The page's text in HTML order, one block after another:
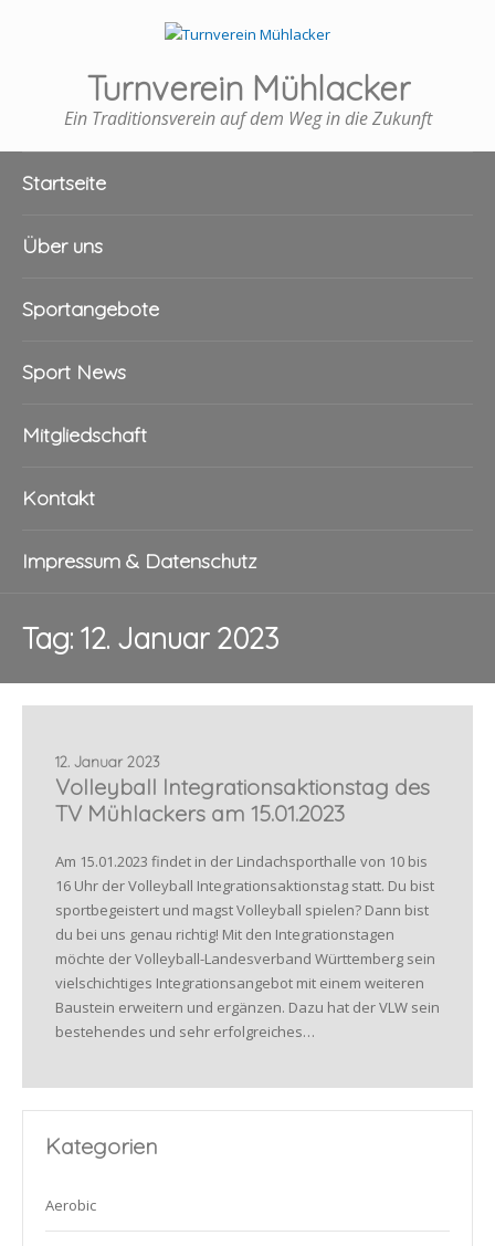
Turnverein Mühlacker
Ein Traditionsverein auf dem Weg in die Zukunft
Startseite
Über uns
Sportangebote
Sport News
Mitgliedschaft
Kontakt
Impressum & Datenschutz
Tag: 12. Januar 2023
12. Januar 2023
Volleyball Integrationsaktionstag des
TV Mühlackers am 15.01.2023
Am 15.01.2023 findet in der Lindachsporthalle von 10 bis
16 Uhr der Volleyball Integrationsaktionstag statt. Du bist
sportbegeistert und magst Volleyball spielen? Dann bist
du bei uns genau richtig! Mit den Integrationstagen
möchte der Volleyball-Landesverband Württemberg sein
vielschichtiges Integrationsangebot mit einem weiteren
Baustein erweitern und ergänzen. Dazu hat der VLW sein
bestehendes und sehr erfolgreiches…
Kategorien
Aerobic